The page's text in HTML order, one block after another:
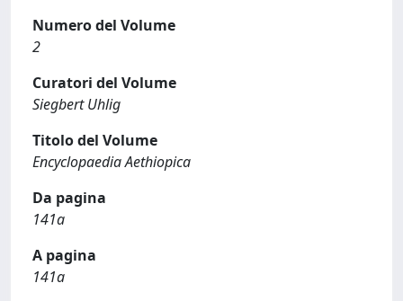
Numero del Volume
2
Curatori del Volume
Siegbert Uhlig
Titolo del Volume
Encyclopaedia Aethiopica
Da pagina
141a
A pagina
141a